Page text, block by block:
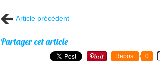
Article précédent
Partager cet article
Repost 0